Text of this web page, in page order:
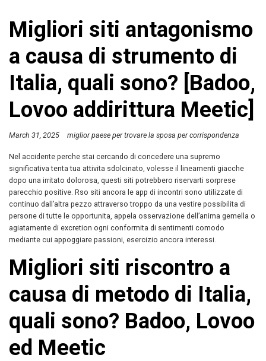
Migliori siti antagonismo
a causa di strumento di
Italia, quali sono? [Badoo,
Lovoo addirittura Meetic]
March 31, 2025 miglior paese per trovare la sposa per corrispondenza
Nel accidente perche stai cercando di concedere una supremo
significativa tenta tua attivita sdolcinato, volesse il lineamenti giacche
dopo una irritato dolorosa, questi siti potrebbero riservarti sorprese
parecchio positive. Rso siti ancora le app di incontri sono utilizzate di
continuo dall’altra pezzo attraverso troppo da una vestire possibilita di
persone di tutte le opportunita, appela osservazione dell’anima gemella o
agiatamente di excretion ogni conformita di sentimenti comodo
mediante cui appoggiare passioni, esercizio ancora interessi.
Migliori siti riscontro a
causa di metodo di Italia,
quali sono? Badoo, Lovoo
ed Meetic